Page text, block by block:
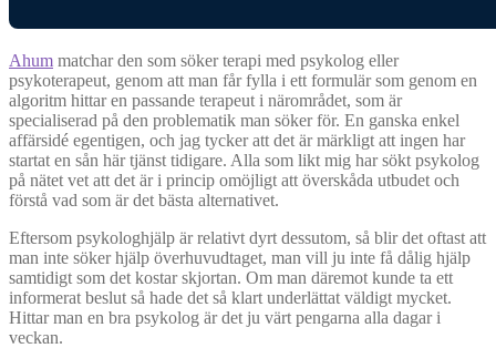
Ahum matchar den som söker terapi med psykolog eller
psykoterapeut, genom att man får fylla i ett formulär som genom en
algoritm hittar en passande terapeut i närområdet, som är
specialiserad på den problematik man söker för. En ganska enkel
affärsidé egentigen, och jag tycker att det är märkligt att ingen har
startat en sån här tjänst tidigare. Alla som likt mig har sökt psykolog
på nätet vet att det är i princip omöjligt att överskåda utbudet och
förstå vad som är det bästa alternativet.
Eftersom psykologhjälp är relativt dyrt dessutom, så blir det oftast att
man inte söker hjälp överhuvudtaget, man vill ju inte få dålig hjälp
samtidigt som det kostar skjortan. Om man däremot kunde ta ett
informerat beslut så hade det så klart underlättat väldigt mycket.
Hittar man en bra psykolog är det ju värt pengarna alla dagar i
veckan.